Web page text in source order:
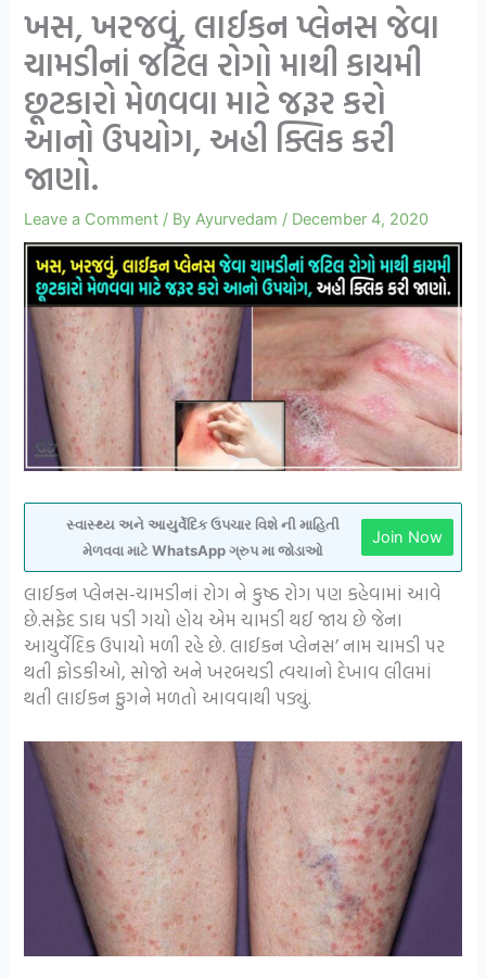
ખસ, ખરજવું, લાઈકન પ્લેનસ જેવા
ચામડીનાં જટિલ રોગો માથી કાયમી
છૂટકારો મેળવવા માટે જરૂર કરો
આનો ઉપયોગ, અહી ક્લિક કરી
જાણો.
Leave a Comment / ByAyurvedam / December 4, 2020
સ્વાસ્થ્ય અને આયુર્વેદિક ઉપચાર વિશે ની માહિતી
મેળવવા માટે WhatsApp ગ્રુપ મા જોડાઓ
Join Now
લાઈકન પ્લેનસ-ચામડીનાં રોગ ને કુષ્ઠ રોગ પણ કહેવામાં આવે
છે.સફેદ ડાઘ પડી ગયો હોય એમ ચામડી થઈ જાય છે જેના
આયુર્વેદિક ઉપાયો મળી રહે છે. લાઈકન પ્લેનસ’ નામ ચામડી પર
થતી ફોડકીઓ, સોજો અને ખરબચડી ત્વચાનો દેખાવ લીલમાં
થતી લાઈકન ફુગને મળતો આવવાથી પડ્યું.